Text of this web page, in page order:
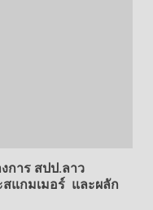
การ สปป.ลาว
สแกมเมอร์ และผลัก